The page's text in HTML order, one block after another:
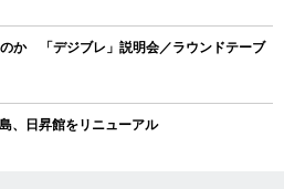
か 「デジブレ」説明会／ラウンドテーブ
、日昇館をリニューアル